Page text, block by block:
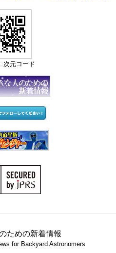
次元コード
ための新着情報
for Backyard Astronomers